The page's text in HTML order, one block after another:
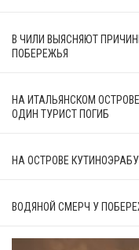
В ЧИЛИ ВЫЯСНЯЮТ
ПОБЕРЕЖЬЯ
НА ИТАЛЬЯНСКОМ
ОДИН ТУРИСТ ПОГИБ
НА ОСТРОВЕ
ВОДЯНОЙ СМЕРЧ У